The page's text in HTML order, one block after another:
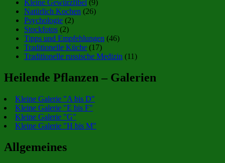
Kleine Gewürzfibel (9)
Natürlich Kochen (26)
Psychologie (2)
Stockfotos (2)
Tipps und Empfehlungen (46)
Traditionelle Küche (17)
Traditionelle russische Medizin (11)
Heilende Pflanzen – Galerien
Kleine Galerie "A bis D"
Kleine Galerie "E bis F"
Kleine Galerie "G"
Kleine Galerie "H bis M"
Allgemeines